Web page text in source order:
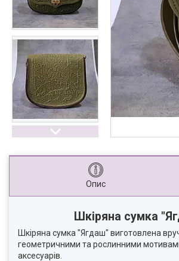
Опис
Шкіряна сумка
Шкіряна сумка "Ягдаш" виготовлена
геометричними та рослинними
аксесуарів.